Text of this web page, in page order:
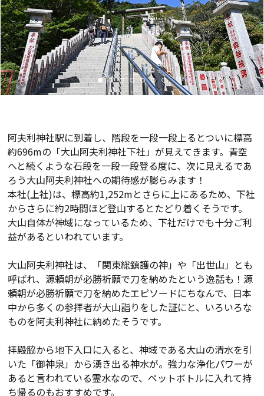
阿夫利神社駅に到着し、階段を一段一段上るとついに標高
約696mの「大山阿夫利神社下社」が見えてきます。青空
へと続くような石段を一段一段登る度に、次に見えるであ
ろう大山阿夫利神社への期待感が膨らみます！
本社(上社)は、標高約1,252mとさらに上にあるため、下社
からさらに約2時間ほど登山するとたどり着くそうです。
大山自体が神域になっているため、下社だけでも十分ご利
益があるといわれています。
大山阿夫利神社は、「関東総鎮護の神」や「出世山」とも
呼ばれ、源頼朝が必勝祈願で刀を納めたという逸話も！源
頼朝が必勝祈願で刀を納めたエピソードにちなんで、日本
中から多くの参拝者が大山詣りをした証にと、いろいろな
ものを阿夫利神社に納めたそうです。
拝殿脇から地下入口に入ると、神域である大山の清水を引
いた「御神泉」から湧き出る神水が。強力な浄化パワーが
あると言われている霊水なので、ペットボトルに入れて持
ち帰るのもおすすめです。